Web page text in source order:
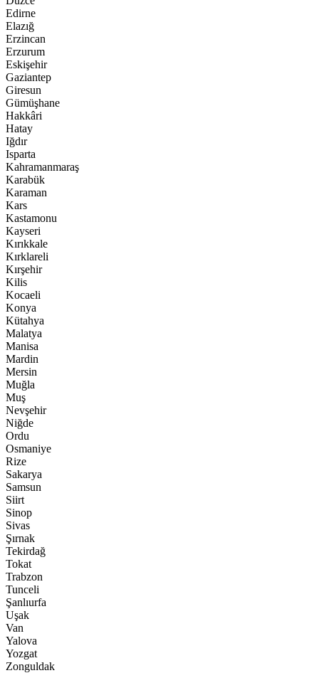
Edirne
Elazığ
Erzincan
Erzurum
Eskişehir
Gaziantep
Giresun
Gümüşhane
Hakkâri
Hatay
Iğdır
Isparta
Kahramanmaraş
Karabük
Karaman
Kars
Kastamonu
Kayseri
Kırıkkale
Kırklareli
Kırşehir
Kilis
Kocaeli
Konya
Kütahya
Malatya
Manisa
Mardin
Mersin
Muğla
Muş
Nevşehir
Niğde
Ordu
Osmaniye
Rize
Sakarya
Samsun
Siirt
Sinop
Sivas
Şırnak
Tekirdağ
Tokat
Trabzon
Tunceli
Şanlıurfa
Uşak
Van
Yalova
Yozgat
Zonguldak